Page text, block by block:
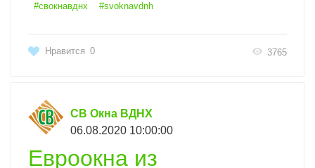
#свокнавднх
#svoknavdnh
Нравится 0 3765
СВ Окна ВДНХ
06.08.2020 10:00:00
Евроокна из